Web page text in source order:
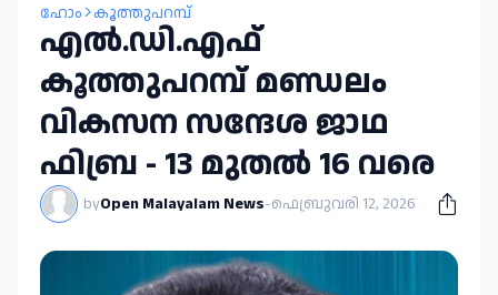
ഹോം കൂത്തുപറമ്പ്
എൽ.ഡി.എഫ്‌
കൂത്തുപറമ്പ് മണ്ഡലം
വികസന സന്ദേശ ജാഥ
ഫിബ്ര - 13 മുതൽ 16 വരെ
byOpen Malayalam News-ഫെബ്രുവരി 12, 2026